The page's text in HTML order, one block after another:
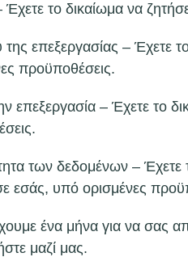
Έχετε το δικαίωμα να
της επεξεργασίας – Έχετε
προϋποθέσεις.
επεξεργασία – Έχετε το
των δεδομένων – Έχετε
εσάς, υπό ορισμένες
ένα μήνα για να σας
μαζί μας.